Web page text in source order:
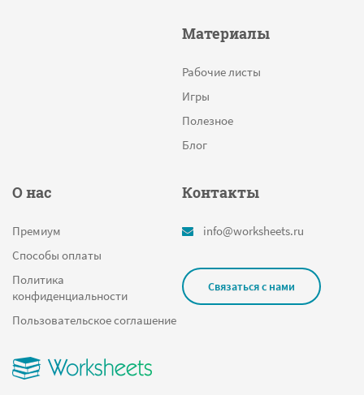
Материалы
Рабочие листы
Игры
Полезное
Блог
О нас
Премиум
Способы оплаты
Политика
конфиденциальности
Пользовательское соглашение
Контакты
info@worksheets.ru
Связаться с нами